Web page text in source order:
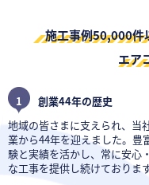
施工事例50,000件
エア
1
創業44年の歴史
地域の皆さまに支えられ、当
業から44年を迎えました。豊
験と実績を活かし、常に安心
な工事を提供し続けております